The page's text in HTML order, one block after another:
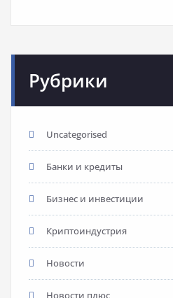
Рубрики
Uncategorised
Банки и кредиты
Бизнес и инвестиции
Криптоиндустрия
Новости
Новости плюс